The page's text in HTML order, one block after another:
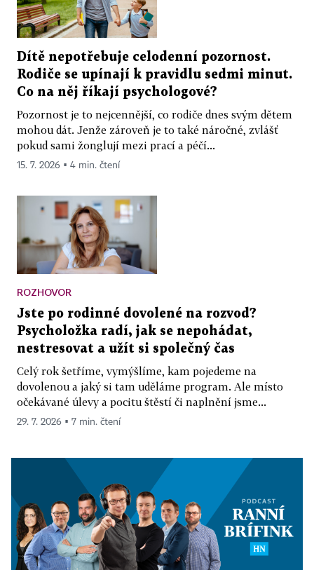
Dítě nepotřebuje celodenní pozornost.
Rodiče se upínají k pravidlu sedmi minut.
Co na něj říkají psychologové?
Pozornost je to nejcennější, co rodiče dnes svým dětem
mohou dát. Jenže zároveň je to také náročné, zvlášť
pokud sami žonglují mezi prací a péčí...
15. 7. 2026 ▪ 4 min. čtení
ROZHOVOR
Jste po rodinné dovolené na rozvod?
Psycholožka radí, jak se nepohádat,
nestresovat a užít si společný čas
Celý rok šetříme, vymýšlíme, kam pojedeme na
dovolenou a jaký si tam uděláme program. Ale místo
očekávané úlevy a pocitu štěstí či naplnění jsme...
29. 7. 2026 ▪ 7 min. čtení